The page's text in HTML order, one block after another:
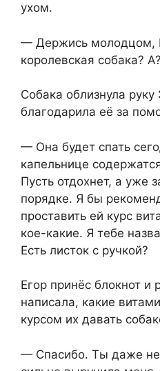
ухом.
— Держись молодцом,
королевская собака? А?
Собака облизнула
благодарила её за
— Она будет спать
капельнице
Пусть отдохнет, а уже
порядке. Я бы
проставить ей курс
кое-какие. Я тебе
Есть листок с ручкой?
Егор принёс блокнот и
написала, какие
курсом их давать
— Спасибо. Ты даже не